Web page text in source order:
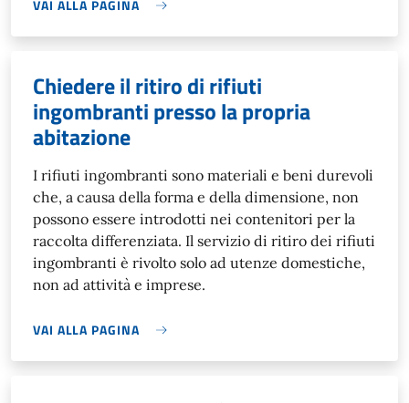
VAI ALLA PAGINA
Chiedere il ritiro di rifiuti
ingombranti presso la propria
abitazione
I rifiuti ingombranti sono materiali e beni durevoli
che, a causa della forma e della dimensione, non
possono essere introdotti nei contenitori per la
raccolta differenziata. Il servizio di ritiro dei rifiuti
ingombranti è rivolto solo ad utenze domestiche,
non ad attività e imprese.
VAI ALLA PAGINA